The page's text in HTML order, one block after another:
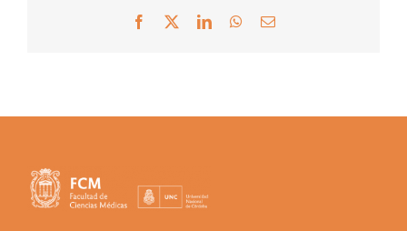
Facebook LinkedInWhatsApp
Correo